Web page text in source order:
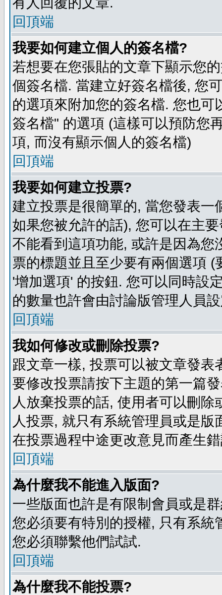
回頂端
我要如何建立個人的簽名檔?
若想要在您張貼的文章下顯示您
個簽名檔. 當建立好簽名檔後, 您
的選項來附加您的簽名檔. 您也
簽名檔" 的選項 (這樣可以預防您
項, 而沒有顯示個人的簽名檔)
回頂端
我要如何建立投票?
建立投票是很簡單的, 當您發表
如果您被允許的話), 您可以在主
不能看到這項功能, 或許是因為
票的標題並且至少要有兩個選項
'增加選項' 的按鈕. 您可以同時設
的數量也許會由討論版管理人員
回頂端
我如何修改或刪除投票?
跟文章一樣, 投票可以被文章發
要修改投票請按下主題的第一篇
人放棄投票的話, 使用者可以刪
人投票, 就只有系統管理員或是
在投票過程中途更改意見而產生
回頂端
為什麼我不能進入版面?
一些版面也許是有限制會員或是
您必須要有特別的授權, 只有系
您必須聯繫他們試試.
回頂端
為什麼我不能投票?